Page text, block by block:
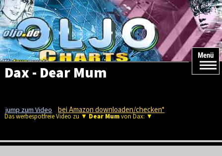
Menü
Dax - Dear Mum
jump zum Video bei Amazon downloaden/checken*
Das werbespotfreie Video zu ▼ Dear Mumvon Dax: ▼